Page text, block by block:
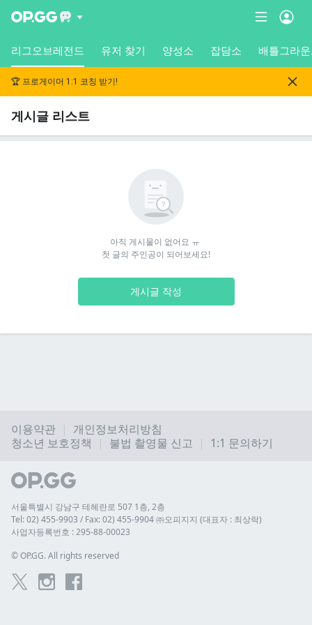
리그오브레전드 유저 찾기 양성소 잡담소 배틀그라
🏆 프로게이머 1:1 코칭 받기!
게시글 리스트
아직 게시물이 없어요 ㅠ
첫 글의 주인공이 되어보세요!
게시글 작성
이용약관
개인정보처리방침
청소년 보호정책
불법 촬영물 신고 1:1 문의하기
서울특별시 강남구 테헤란로 507 1층, 2층
Tel: 02) 455-9903 / Fax: 02) 455-9904 ㈜오피지지 (대표자 : 최상락)
사업자등록번호 : 295-88-00023
© OP.GG. All rights reserved